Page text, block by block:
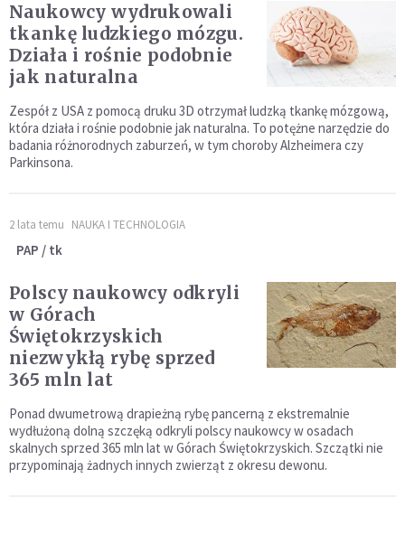
Naukowcy wydrukowali
tkankę ludzkiego mózgu.
Działa i rośnie podobnie
jak naturalna
Zespół z USA z pomocą druku 3D otrzymał ludzką tkankę mózgową,
która działa i rośnie podobnie jak naturalna. To potężne narzędzie do
badania różnorodnych zaburzeń, w tym choroby Alzheimera czy
Parkinsona.
2 lata temu NAUKA I TECHNOLOGIA
PAP / tk
Polscy naukowcy odkryli
w Górach
Świętokrzyskich
niezwykłą rybę sprzed
365 mln lat
Ponad dwumetrową drapieżną rybę pancerną z ekstremalnie
wydłużoną dolną szczęką odkryli polscy naukowcy w osadach
skalnych sprzed 365 mln lat w Górach Świętokrzyskich. Szczątki nie
przypominają żadnych innych zwierząt z okresu dewonu.